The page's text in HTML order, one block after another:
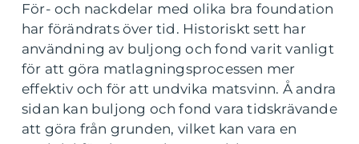
För- och nackdelar med olika bra foundation
har förändrats över tid. Historiskt sett har
användning av buljong och fond varit vanligt
för att göra matlagningsprocessen mer
effektiv och för att undvika matsvinn. Å andra
sidan kan buljong och fond vara tidskrävande
att göra från grunden, vilket kan vara en